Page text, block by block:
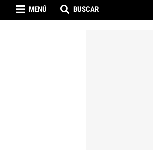
MENÚ BUSCAR